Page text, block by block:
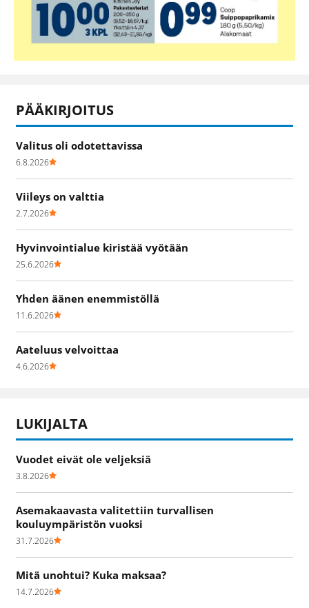
PÄÄKIRJOITUS
Valitus oli odotettavissa
6.8.2026
Viileys on valttia
2.7.2026
Hyvinvointialue kiristää vyötään
25.6.2026
Yhden äänen enemmistöllä
11.6.2026
Aateluus velvoittaa
4.6.2026
LUKIJALTA
Vuodet eivät ole veljeksiä
3.8.2026
Asemakaavasta valitettiin turvallisen
kouluympäristön vuoksi
31.7.2026
Mitä unohtui? Kuka maksaa?
14.7.2026